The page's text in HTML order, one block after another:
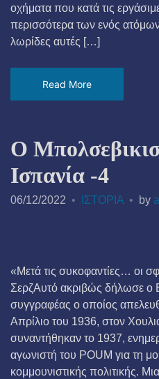
οχήματα που κατά τις
περισσότερα των ενός ατόμων
λωρίδες αυτές […]
Read More
Ο
Ισπανία -4
06/12/2022 ΙΣΤΟΡΙΑ by
«Μετά τις συκοφαντίες… οι
ΣερζΑυτό ακριβώς δήλωσε ο
συγγραφέας ο οποίος
Απρίλιο του 1936, στον
συναντήθηκαν το 1937,
αγωνιστή του POUM για τη
κομμουνιστικής πολιτικής.